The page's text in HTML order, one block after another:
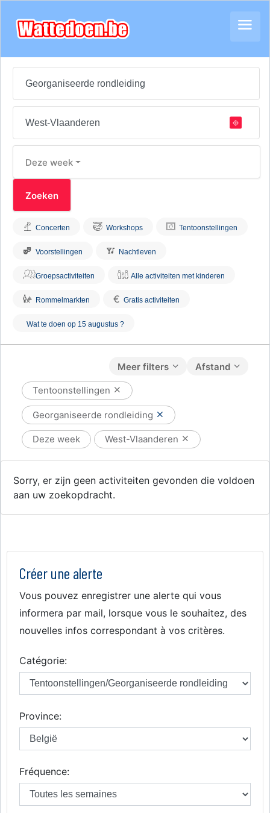
Deze week
Concerten Workshops Tentoonstellingen
Voorstellingen Nachtleven
Groepsactiviteiten Alle activiteiten met kinderen
Rommelmarkten € Gratis activiteiten
Wat te doen op 15 augustus ?
Afstand
Meer filters
Tentoonstellingen
Georganiseerde rondleiding
Deze week West-Vlaanderen
Sorry, er zijn geen activiteiten gevonden die voldoen
aan uw zoekopdracht.
Créer une alerte
Vous pouvez enregistrer une alerte qui vous
informera par mail, lorsque vous le souhaitez, des
nouvelles infos correspondant à vos critères.
Catégorie:
Province:
Fréquence: